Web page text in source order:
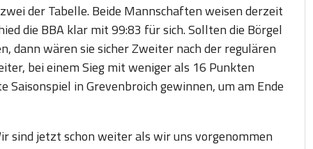
der Tabelle. Beide Mannschaften weisen derzeit
die BBA klar mit 99:83 für sich. Sollten die Börgel
dann wären sie sicher Zweiter nach der regulären
bei einem Sieg mit weniger als 16 Punkten
in Grevenbroich gewinnen, um am Ende
sind jetzt schon weiter als wir uns vorgenommen